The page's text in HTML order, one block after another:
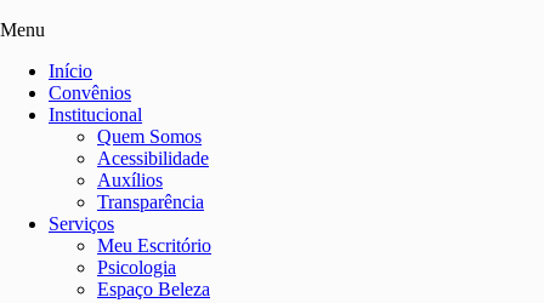
Menu
Início
Convênios
Institucional
Quem Somos
Acessibilidade
Auxílios
Transparência
Serviços
Meu Escritório
Psicologia
Espaço Beleza